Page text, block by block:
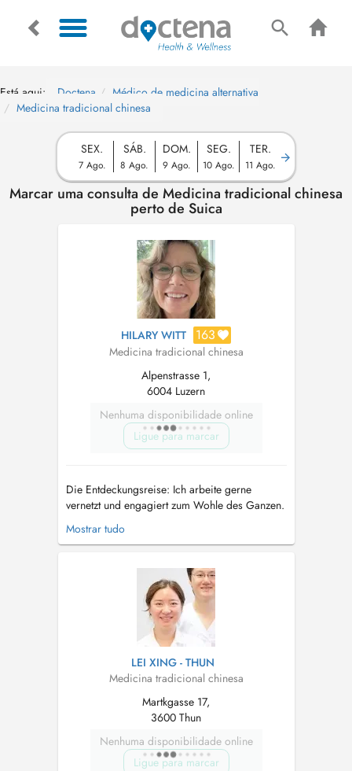
Está aqui: Doctena
Médico de medicina alternativa
Medicina tradicional chinesa
SEX.
7 Ago.
SÁB.
8 Ago.
DOM.
9 Ago.
SEG.
10 Ago.
TER.
11 Ago.
Marcar uma consulta de Medicina tradicional chinesa
perto de Suica
HILARY WITT 163
Medicina tradicional chinesa
Alpenstrasse 1,
6004 Luzern
Nenhuma disponibilidade online
Ligue para marcar
Die Entdeckungsreise: Ich arbeite gerne
vernetzt und engagiert zum Wohle des Ganzen.
Es freut mich, die Menschen die mich inspiriert
haben, in den Kursen und ins CO-CHI-NG@ zu
Erfahrungsschatz biete ich Ihnen an, und eine
Einladung zu einem belebenden Austausch.
Mostrar tudo
LEI XING - THUN
Medicina tradicional chinesa
Martkgasse 17,
3600 Thun
Nenhuma disponibilidade online
Ligue para marcar